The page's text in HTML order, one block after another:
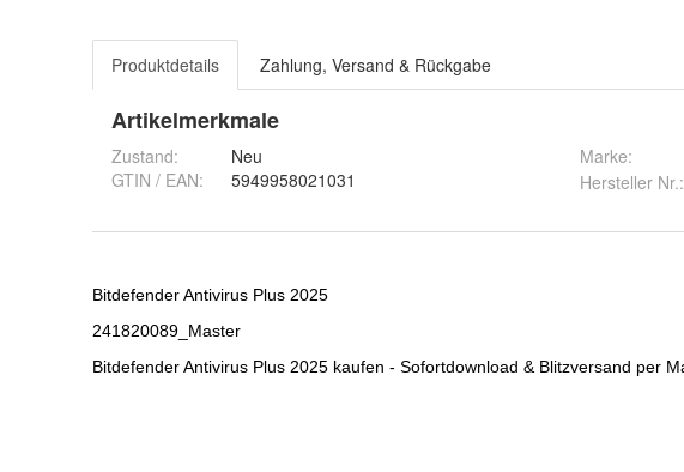
Produktdetails Zahlung, Versand & Rückgabe
Artikelmerkmale
Zustand:
Neu
GTIN / EAN:
5949958021031
Marke:
Hersteller Nr.: